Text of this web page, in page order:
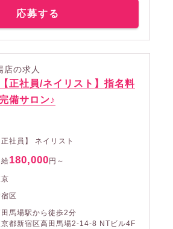
応募する
店の求人
正社員/ネイリスト】指名料
備サロン♪
正社員】 ネイリスト
給180,000 円～
区
田馬場駅から徒歩2分
京都新宿区高田馬場2-14-8 NTビル4F